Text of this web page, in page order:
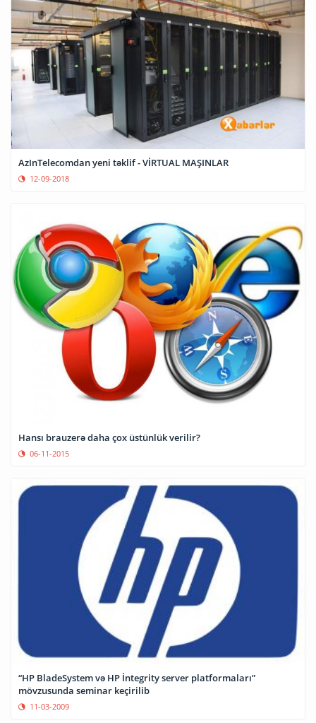
AzInTelecomdan yeni təklif - VİRTUAL MAŞINLAR
12-09-2018
Hansı brauzerə daha çox üstünlük verilir?
06-11-2015
“HP BladeSystem və HP İntegrity server platformaları”
mövzusunda seminar keçirilib
11-03-2009